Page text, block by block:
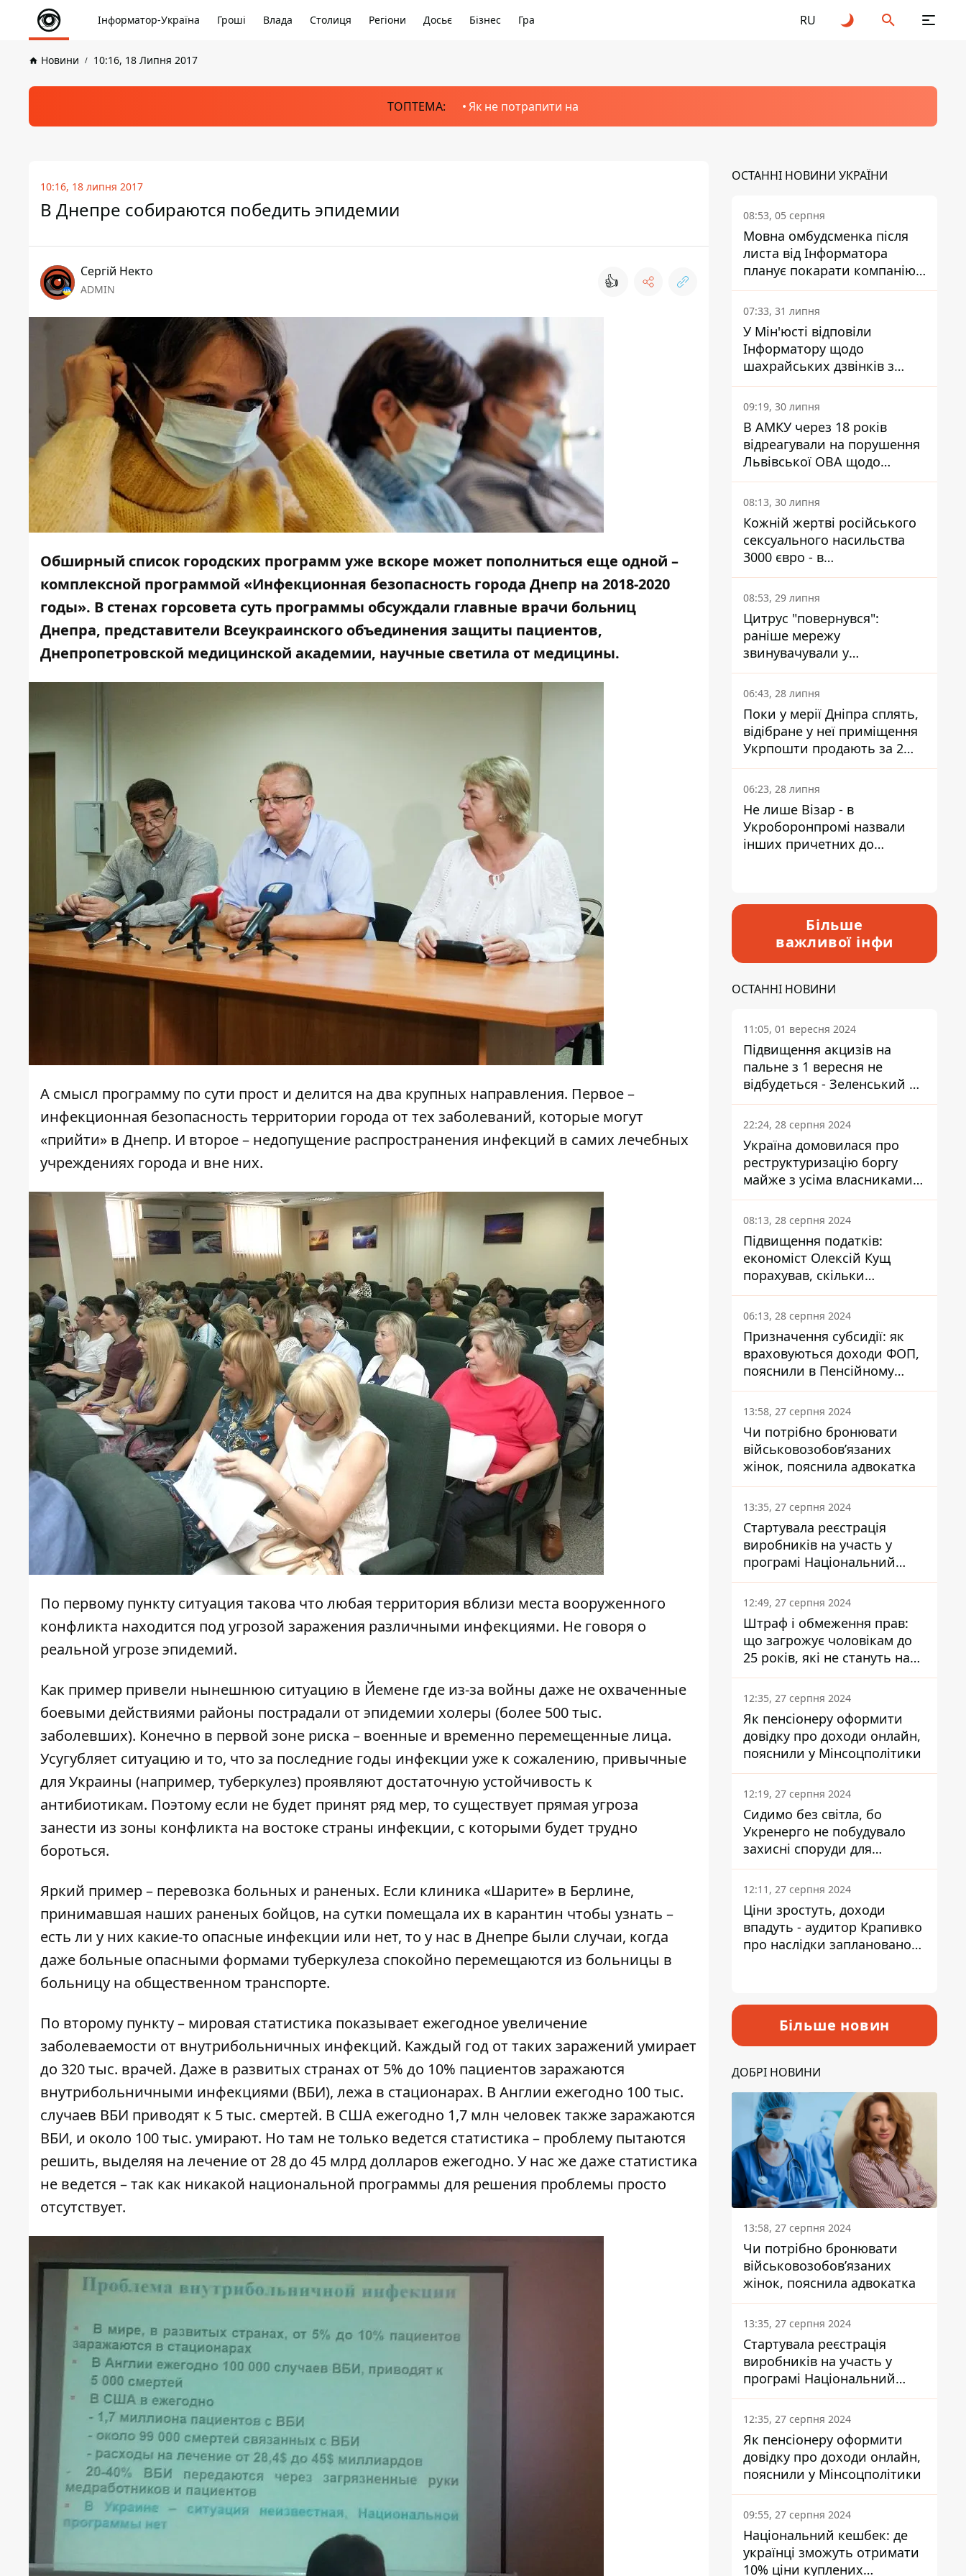
Інформатор-Україна Гроші Влада Столиця Регіони Досьє Бізнес Гра RU
Новини 10:16, 18 Липня 2017
ТОПТЕМА: Як не потрапити на
10:16, 18 липня 2017
В Днепре собираются победить эпидемии
Сергій Некто
ADMIN 👍
Обширный список городских программ уже вскоре может пополниться еще одной –
комплексной программой «Инфекционная безопасность города Днепр на 2018-2020
годы». В стенах горсовета суть программы обсуждали главные врачи больниц
Днепра, представители Всеукраинского объединения защиты пациентов,
Днепропетровской медицинской академии, научные светила от медицины.
А смысл программу по сути прост и делится на два крупных направления. Первое –
инфекционная безопасность территории города от тех заболеваний, которые могут
«прийти» в Днепр. И второе – недопущение распространения инфекций в самих лечебных
учреждениях города и вне них.
По первому пункту ситуация такова что любая территория вблизи места вооруженного
конфликта находится под угрозой заражения различными инфекциями. Не говоря о
реальной угрозе эпидемий.
Как пример привели нынешнюю ситуацию в Йемене где из-за войны даже не охваченные
боевыми действиями районы пострадали от эпидемии холеры (более 500 тыс.
заболевших). Конечно в первой зоне риска – военные и временно перемещенные лица.
Усугубляет ситуацию и то, что за последние годы инфекции уже к сожалению, привычные
для Украины (например, туберкулез) проявляют достаточную устойчивость к
антибиотикам. Поэтому если не будет принят ряд мер, то существует прямая угроза
занести из зоны конфликта на востоке страны инфекции, с которыми будет трудно
бороться.
Яркий пример – перевозка больных и раненых. Если клиника «Шарите» в Берлине,
принимавшая наших раненых бойцов, на сутки помещала их в карантин чтобы узнать –
есть ли у них какие-то опасные инфекции или нет, то у нас в Днепре были случаи, когда
даже больные опасными формами туберкулеза спокойно перемещаются из больницы в
больницу на общественном транспорте.
По второму пункту – мировая статистика показывает ежегодное увеличение
заболеваемости от внутрибольничных инфекций. Каждый год от таких заражений умирает
до 320 тыс. врачей. Даже в развитых странах от 5% до 10% пациентов заражаются
внутрибольничными инфекциями (ВБИ), лежа в стационарах. В Англии ежегодно 100 тыс.
случаев ВБИ приводят к 5 тыс. смертей. В США ежегодно 1,7 млн человек также заражаются
ВБИ, и около 100 тыс. умирают. Но там не только ведется статистика – проблему пытаются
решить, выделяя на лечение от 28 до 45 млрд долларов ежегодно. У нас же даже статистика
не ведется – так как никакой национальной программы для решения проблемы просто
отсутствует.
ОСТАННІ НОВИНИ УКРАЇНИ
08:53, 05 серпня
Мовна омбудсменка після
листа від Інформатора
планує покарати компанію-
підрядника ПриватБанку
07:33, 31 липня
У Мін'юсті відповіли
Інформатору щодо
шахрайських дзвінків з
камери Сумського СІЗО так,
що ніхто нічого не зрозумів
09:19, 30 липня
В АМКУ через 18 років
відреагували на порушення
Львівської ОВА щодо
харчування у закладах
освіти
08:13, 30 липня
Кожній жертві російського
сексуального насильства
3000 євро - в
Мінсоцполітики пояснили
Інформатору, звідки на це
гроші
08:53, 29 липня
Цитрус "повернувся":
раніше мережу
звинувачували у
контрабанді техніки та
ухиленні від сплати
податків
06:43, 28 липня
Поки у мерії Дніпра сплять,
відібране у неї приміщення
Укрпошти продають за 2
мільйони
06:23, 28 липня
Не лише Візар - в
Укроборонпромі назвали
інших причетних до
Більше
важливої інфи
ОСТАННІ НОВИНИ
11:05, 01 вересня 2024
Підвищення акцизів на
пальне з 1 вересня не
відбудеться - Зеленський не
підписав закон
22:24, 28 серпня 2024
Україна домовилася про
реструктуризацію боргу
майже з усіма власниками
єврооблігацій: що це
означає для країни
08:13, 28 серпня 2024
Підвищення податків:
економіст Олексій Кущ
порахував, скільки
заплатить кожен українець
06:13, 28 серпня 2024
Призначення субсидії: як
враховуються доходи ФОП,
пояснили в Пенсійному
фонді
13:58, 27 серпня 2024
Чи потрібно бронювати
військовозобов’язаних
жінок, пояснила адвокатка
13:35, 27 серпня 2024
Стартувала реєстрація
виробників на участь у
програмі Національний
кешбек: як це зробити
через портал Дія
12:49, 27 серпня 2024
Штраф і обмеження прав:
що загрожує чоловікам до
25 років, які не стануть на
військовий облік
12:35, 27 серпня 2024
Як пенсіонеру оформити
довідку про доходи онлайн,
пояснили у Мінсоцполітики
12:19, 27 серпня 2024
Сидимо без світла, бо
Укренерго не побудувало
захисні споруди для
енергетики - нардеп
Кучеренко
12:11, 27 серпня 2024
Ціни зростуть, доходи
впадуть - аудитор Крапивко
про наслідки запланованого
Більше новин
ДОБРІ НОВИНИ
13:58, 27 серпня 2024
Чи потрібно бронювати
військовозобов’язаних
жінок, пояснила адвокатка
13:35, 27 серпня 2024
Стартувала реєстрація
виробників на участь у
програмі Національний
кешбек: як це зробити
через портал Дія
12:35, 27 серпня 2024
Як пенсіонеру оформити
довідку про доходи онлайн,
пояснили у Мінсоцполітики
09:55, 27 серпня 2024
Національний кешбек: де
українці зможуть отримати
10% ціни куплених